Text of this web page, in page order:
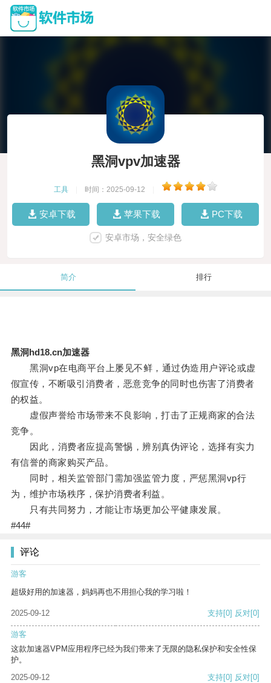
黑洞vpv加速器
工具 时间：2025-09-12
安卓下载 苹果下载 PC下载
安卓市场，安全绿色
简介 排行
黑洞hd18.cn加速器
黑洞vp在电商平台上屡见不鲜，通过伪造用户评论或虚
假宣传，不断吸引消费者，恶意竞争的同时也伤害了消费者
的权益。
虚假声誉给市场带来不良影响，打击了正规商家的合法
竞争。
因此，消费者应提高警惕，辨别真伪评论，选择有实力
有信誉的商家购买产品。
同时，相关监管部门需加强监管力度，严惩黑洞vp行
为，维护市场秩序，保护消费者利益。
只有共同努力，才能让市场更加公平健康发展。
#44#
评论
游客
超级好用的加速器，妈妈再也不用担心我的学习啦！
2025-09-12 支持[0] 反对[0]
游客
这款加速器VPM应用程序已经为我们带来了无限的隐私保护和安全性保
护。
2025-09-12
支持[0] 反对[0]